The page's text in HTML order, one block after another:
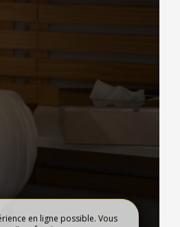
en ligne possible. Vous